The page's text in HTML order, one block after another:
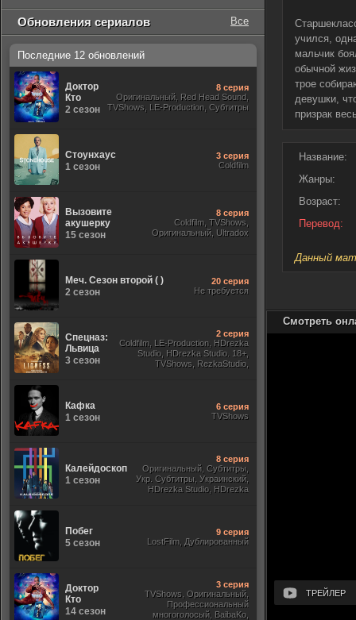
учился,
мальчик
обычной
трое
девушки,
призрак
Название:
Жанры:
Возраст:
Перевод:
Данный
Смотреть
ТРЕЙЛЕР
Обновления сериалов Все
Последние 12 обновлений
Доктор
Кто
2 сезон
8 серия
Оригинальный, Red Head Sound,
TVShows, LE-Production, Субтитры
Стоунхаус
1 сезон
3 серия
Coldfilm
Вызовите
акушерку
15 сезон
8 серия
Coldfilm, TVShows,
Оригинальный, Ultradox
Меч. Сезон второй ( )
2 сезон
20 серия
Не требуется
Спецназ:
Львица
3 сезон
2 серия
Coldfilm, LE-Production, HDrezka
Studio, HDrezka Studio. 18+,
TVShows, RezkaStudio,
Кафка
1 сезон
6 серия
TVShows
Калейдоскоп
1 сезон
8 серия
Оригинальный, Субтитры,
Укр. Субтитры, Украинский,
HDrezka Studio, HDrezka
Побег
5 сезон
9 серия
LostFilm, Дублированный
Доктор
Кто
14 сезон
3 серия
TVShows, Оригинальный,
Профессиональный
многоголосый, BaibaKo,